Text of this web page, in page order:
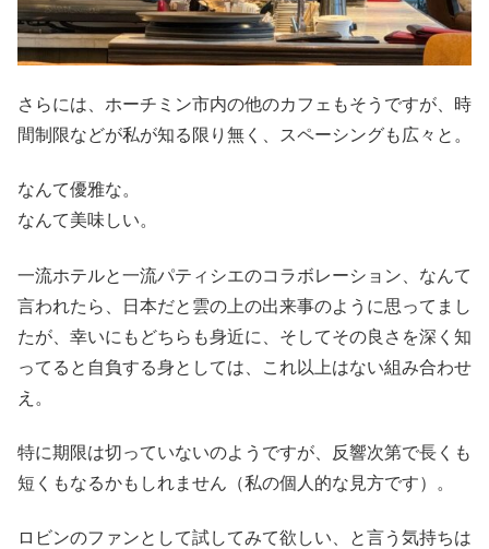
さらには、ホーチミン市内の他のカフェもそうですが、時
間制限などが私が知る限り無く、スペーシングも広々と。
なんて優雅な。
なんて美味しい。
一流ホテルと一流パティシエのコラボレーション、なんて
言われたら、日本だと雲の上の出来事のように思ってまし
たが、幸いにもどちらも身近に、そしてその良さを深く知
ってると自負する身としては、これ以上はない組み合わせ
え。
特に期限は切っていないのようですが、反響次第で長くも
短くもなるかもしれません（私の個人的な見方です）。
ロビンのファンとして試してみて欲しい、と言う気持ちは